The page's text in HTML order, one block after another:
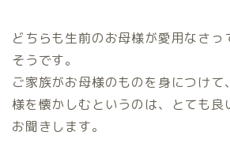
どちらも生前のお母様が愛用なさっ
そうです。
ご家族がお母様のものを身につけて
様を懐かしむというのは、とても良
お聞きします。